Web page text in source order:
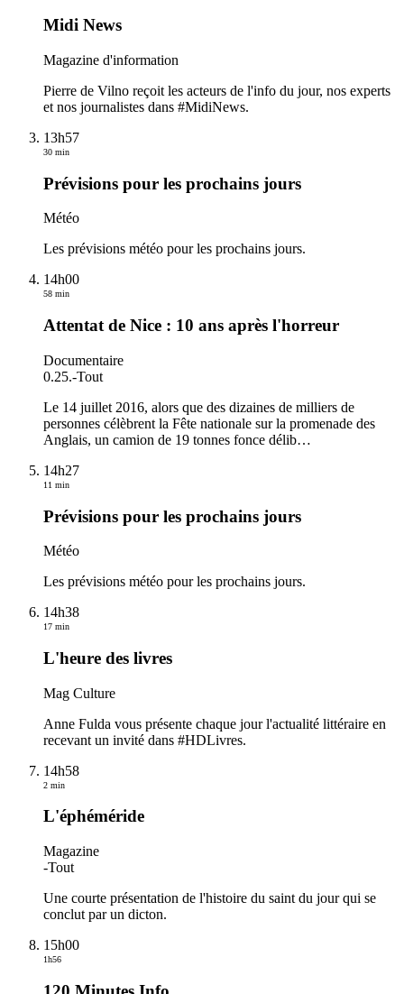
Midi News
Magazine d'information
Pierre de Vilno reçoit les acteurs de l'info du jour, nos experts
et nos journalistes dans #MidiNews.
13h57
30 min
Prévisions pour les prochains jours
Météo
Les prévisions météo pour les prochains jours.
14h00
58 min
Attentat de Nice : 10 ans après l'horreur
Documentaire
0.25.-Tout
Le 14 juillet 2016, alors que des dizaines de milliers de
personnes célèbrent la Fête nationale sur la promenade des
Anglais, un camion de 19 tonnes fonce délib…
14h27
11 min
Prévisions pour les prochains jours
Météo
Les prévisions météo pour les prochains jours.
14h38
17 min
L'heure des livres
Mag Culture
Anne Fulda vous présente chaque jour l'actualité littéraire en
recevant un invité dans #HDLivres.
14h58
2 min
L'éphéméride
Magazine
-Tout
Une courte présentation de l'histoire du saint du jour qui se
conclut par un dicton.
15h00
1h56